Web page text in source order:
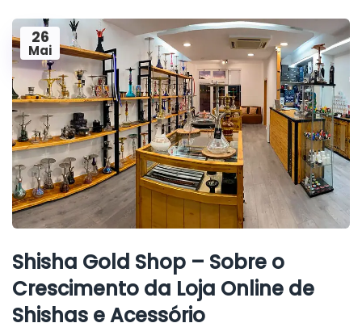
26
Mai
Shisha Gold Shop – Sobre o
Crescimento da Loja Online de
Shishas e Acessório